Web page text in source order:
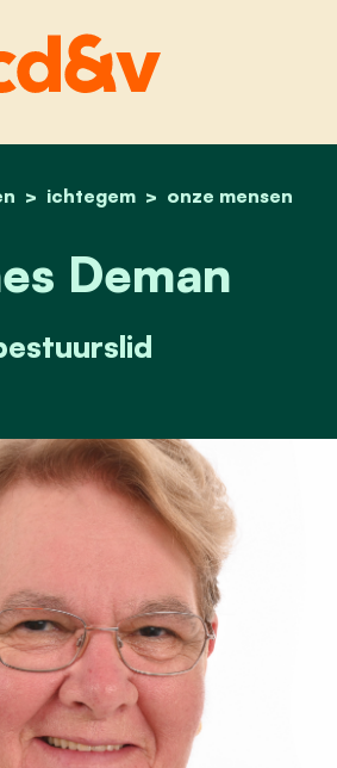
home
ichtegem onze mensen
agnes deman
Deman